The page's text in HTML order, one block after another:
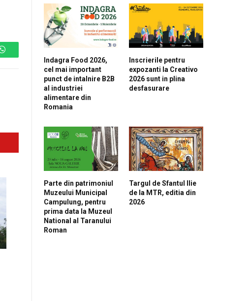
WhatsApp
Indagra Food 2026,
cel mai important
punct de intalnire B2B
al industriei
alimentare din
Romania
Inscrierile pentru
expozanti la Creativo
2026 sunt in plina
desfasurare
Parte din patrimoniul
Muzeului Municipal
Campulung, pentru
prima data la Muzeul
National al Taranului
Roman
Targul de Sfantul Ilie
de la MTR, editia din
2026